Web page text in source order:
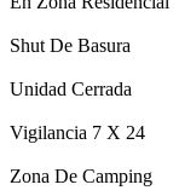
Shut De Basura
Unidad Cerrada
Vigilancia 7 X 24
Zona De Camping